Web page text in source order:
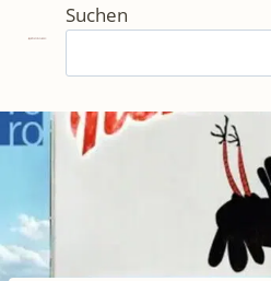
Inhalt
springen
Suchen